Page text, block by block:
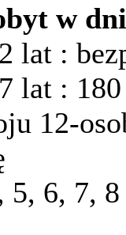
w
lat :
lat :
12-
5, 6, 7,